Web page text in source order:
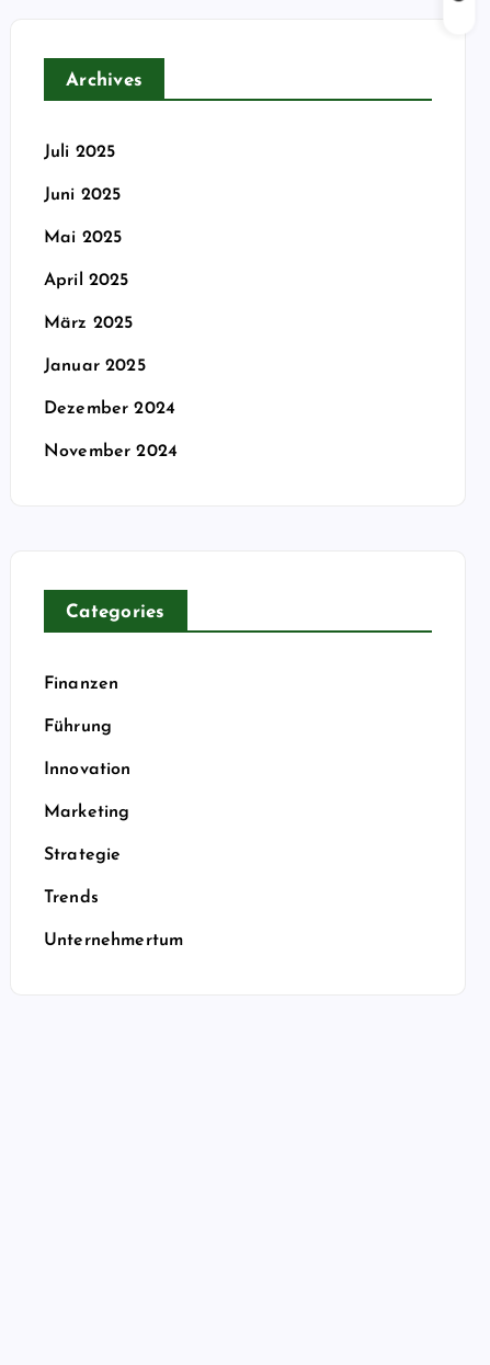
Archives
Juli 2025
Juni 2025
Mai 2025
April 2025
März 2025
Januar 2025
Dezember 2024
November 2024
Categories
Finanzen
Führung
Innovation
Marketing
Strategie
Trends
Unternehmertum